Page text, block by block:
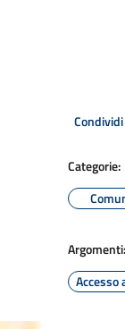
Condividi
Categorie:
Argomenti: